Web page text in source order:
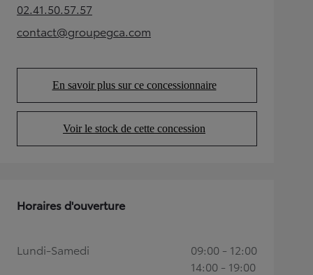
02.41.50.57.57(Opens in new tab)
contact@groupegca.com
(Opens in new tab)
En savoir plus sur ce concessionnaire
(Opens in new tab)
Voir le stock de cette concession
(Opens in new tab)
Horaires d'ouverture
Lundi-Samedi
09:00 - 12:00
14:00 - 19:00